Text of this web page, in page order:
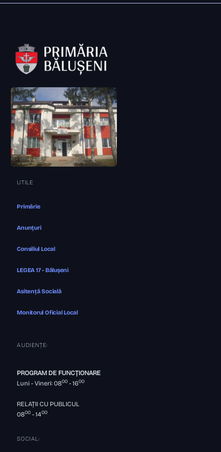
UTILE
Primărie
Anunțuri
Consiliul Local
LEGEA 17 - Bălușeni
Asitență Socială
Monitorul Oficial Local
AUDIENȚE:
PROGRAM DE FUNCȚIONARE
Luni - Vineri: 0800 - 1600
RELAȚII CU PUBLICUL
0800 - 1400
SOCIAL: